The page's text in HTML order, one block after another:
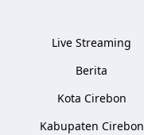
Live Streaming
Berita
Kota Cirebon
Kabupaten Cirebon